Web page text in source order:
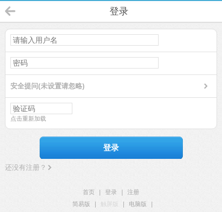
登录
安全提问(未设置请忽略)
点击重新加载
登录
还没有注册？
首页 登录
注册
简易版
触屏版 电脑版